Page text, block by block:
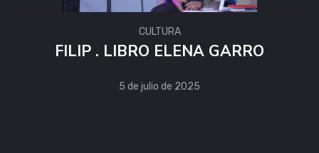
CULTURA
FILIP . LIBRO ELENA GARRO
5 de julio de 2025